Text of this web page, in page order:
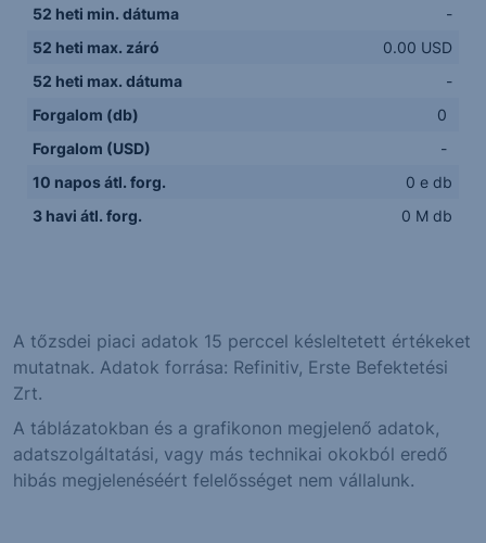
52 heti min. dátuma
-
52 heti max. záró
0.00 USD
52 heti max. dátuma
-
Forgalom (db)
0
Forgalom (USD)
-
10 napos átl. forg.
0 e db
3 havi átl. forg.
0 M db
A tőzsdei piaci adatok 15 perccel késleltetett értékeket
mutatnak. Adatok forrása: Refinitiv, Erste Befektetési
Zrt.
A táblázatokban és a grafikonon megjelenő adatok,
adatszolgáltatási, vagy más technikai okokból eredő
hibás megjelenéséért felelősséget nem vállalunk.